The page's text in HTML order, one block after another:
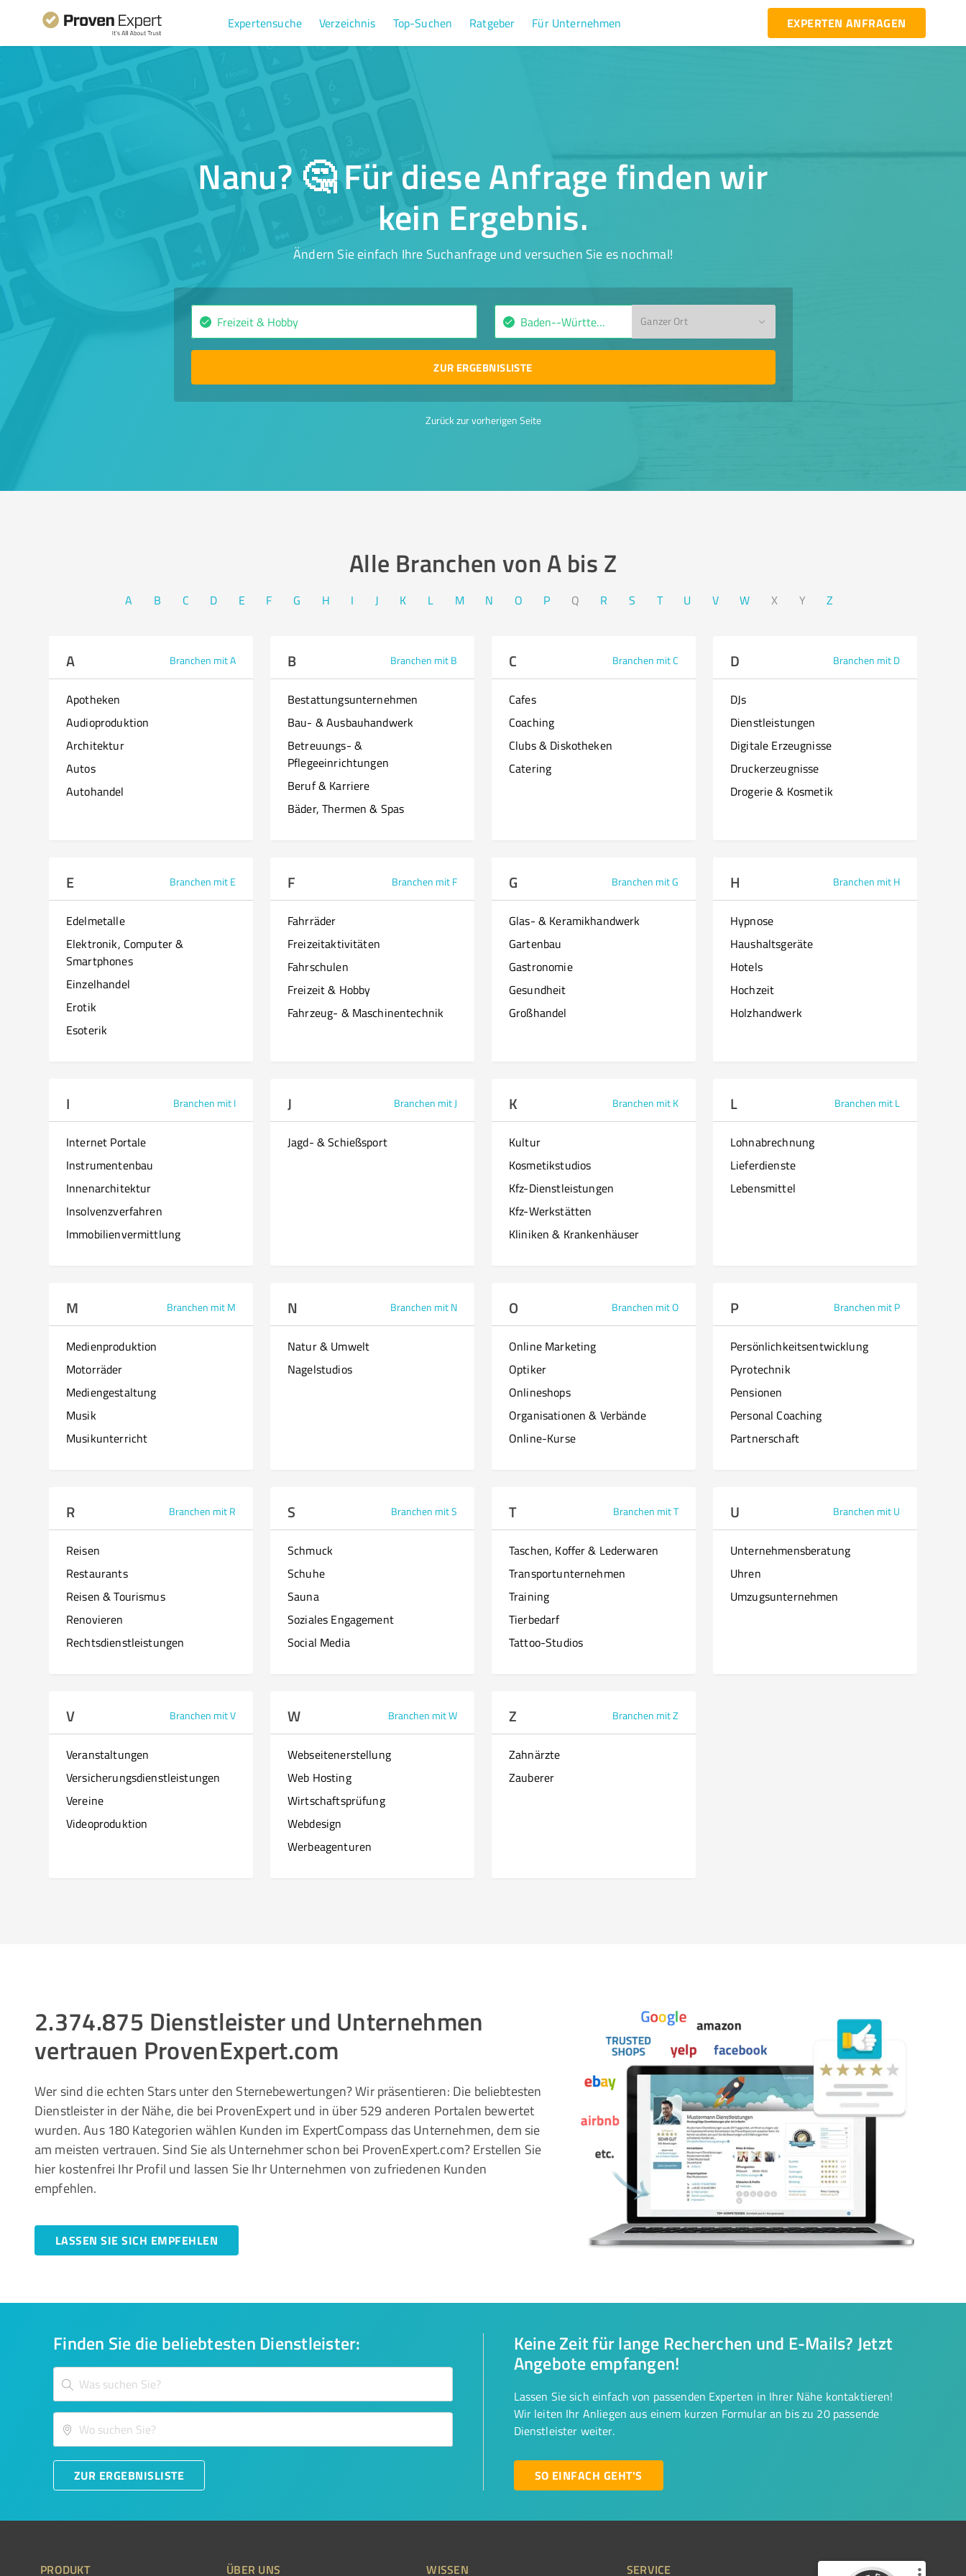
Expertensuche Verzeichnis Top-Suchen Ratgeber Für Unternehmen EXPERTEN ANFRAGEN
Nanu? 🤔 Für diese Anfrage finden wir
kein Ergebnis.
Ändern Sie einfach Ihre Suchanfrage und versuchen Sie es nochmal!
Ganzer Ort
ZUR ERGEBNISLISTE
Zurück zur vorherigen Seite
Alle Branchen von A bis Z​
A B C D E F G H I J K L M N O P Q R S T U V W X Y Z
A Branchen mit A
Apotheken
Audioproduktion
Architektur
Autos
Autohandel
B Branchen mit B
Bestattungsunternehmen
Bau- & Ausbauhandwerk
Betreuungs- &
Pflegeeinrichtungen
Beruf & Karriere
Bäder, Thermen & Spas
C Branchen mit C
Cafes
Coaching
Clubs & Diskotheken
Catering
D Branchen mit D
DJs
Dienstleistungen
Digitale Erzeugnisse
Druckerzeugnisse
Drogerie & Kosmetik
E Branchen mit E
Edelmetalle
Elektronik, Computer &
Smartphones
Einzelhandel
Erotik
Esoterik
F Branchen mit F
Fahrräder
Freizeitaktivitäten
Fahrschulen
Freizeit & Hobby
Fahrzeug- & Maschinentechnik
G Branchen mit G
Glas- & Keramikhandwerk
Gartenbau
Gastronomie
Gesundheit
Großhandel
H Branchen mit H
Hypnose
Haushaltsgeräte
Hotels
Hochzeit
Holzhandwerk
I Branchen mit I
Internet Portale
Instrumentenbau
Innenarchitektur
Insolvenzverfahren
Immobilienvermittlung
J Branchen mit J
Jagd- & Schießsport
K Branchen mit K
Kultur
Kosmetikstudios
Kfz-Dienstleistungen
Kfz-Werkstätten
Kliniken & Krankenhäuser
L Branchen mit L
Lohnabrechnung
Lieferdienste
Lebensmittel
M Branchen mit M
Medienproduktion
Motorräder
Mediengestaltung
Musik
Musikunterricht
N Branchen mit N
Natur & Umwelt
Nagelstudios
O Branchen mit O
Online Marketing
Optiker
Onlineshops
Organisationen & Verbände
Online-Kurse
P Branchen mit P
Persönlichkeitsentwicklung
Pyrotechnik
Pensionen
Personal Coaching
Partnerschaft
R Branchen mit R
Reisen
Restaurants
Reisen & Tourismus
Renovieren
Rechtsdienstleistungen
S Branchen mit S
Schmuck
Schuhe
Sauna
Soziales Engagement
Social Media
T Branchen mit T
Taschen, Koffer & Lederwaren
Transportunternehmen
Training
Tierbedarf
Tattoo-Studios
U Branchen mit U
Unternehmensberatung
Uhren
Umzugsunternehmen
V Branchen mit V
Veranstaltungen
Versicherungsdienstleistungen
Vereine
Videoproduktion
W Branchen mit W
Webseitenerstellung
Web Hosting
Wirtschaftsprüfung
Webdesign
Werbeagenturen
Z Branchen mit Z
Zahnärzte
Zauberer
2.374.875 Dienstleister und Unternehmen
vertrauen ProvenExpert.com
Wer sind die echten Stars unter den Sternebewertungen? Wir präsentieren: Die beliebtesten
Dienstleister in der Nähe, die bei ProvenExpert und in über 529 anderen Portalen bewertet
wurden. Aus 180 Kategorien wählen Kunden im ExpertCompass das Unternehmen, dem sie
am meisten vertrauen. Sind Sie als Unternehmer schon bei ProvenExpert.com? Erstellen Sie
hier kostenfrei Ihr Profil und lassen Sie Ihr Unternehmen von zufriedenen Kunden
empfehlen.
LASSEN SIE SICH EMPFEHLEN
Finden Sie die beliebtesten Dienstleister:
ZUR ERGEBNISLISTE
Keine Zeit für lange Recherchen und E-Mails? Jetzt
Angebote empfangen!
Lassen Sie sich einfach von passenden Experten in Ihrer Nähe kontaktieren!
Wir leiten Ihr Anliegen aus einem kurzen Formular an bis zu 20 passende
Dienstleister weiter.
SO EINFACH GEHT'S
PRODUKT ÜBER UNS WISSEN SERVICE